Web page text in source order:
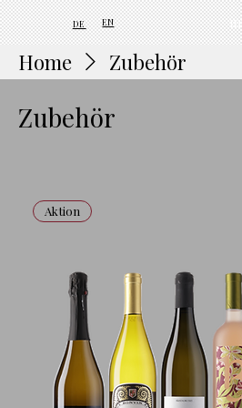
DE EN
Home Zubehör
Zubehör
Aktion